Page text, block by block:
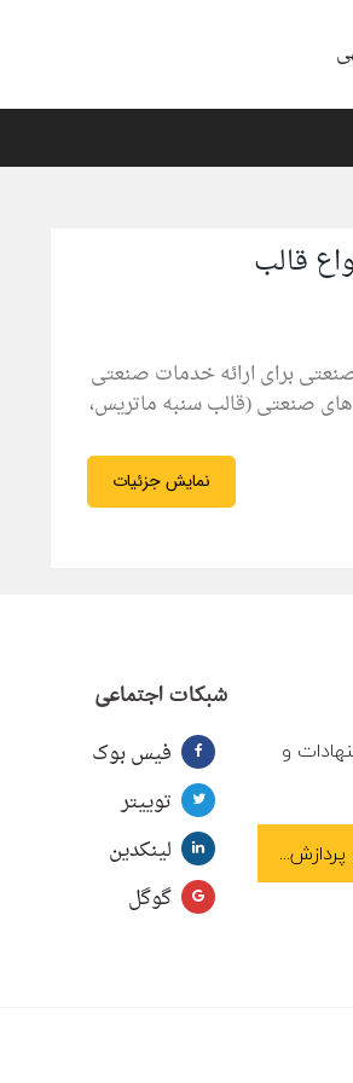
قالب
برای ارائه خدمات صنعتی
صنعتی (قالب سنبه ماتریس،
نمایش جزئیات
و
شبکات اجتماعی
فیس بوک
توییتر
لینکدین
گوگل